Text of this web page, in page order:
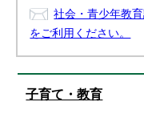
社会・青少年教
をご利用ください。
子育て・教育